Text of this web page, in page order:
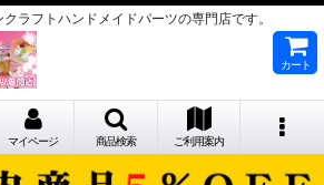
ラフトハンドメイドパーツの専門店です。
カート
マイページ 商品検索 ご利用案内